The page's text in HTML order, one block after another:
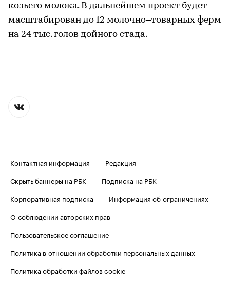
козьего молока. В дальнейшем проект будет
масштабирован до 12 молочно–товарных ферм
на 24 тыс. голов дойного стада.
Контактная информация
Редакция
Скрыть баннеры на РБК
Подписка на РБК
Корпоративная подписка
Информация об ограничениях
О соблюдении авторских прав
Пользовательское соглашение
Политика в отношении обработки персональных данных
Политика обработки файлов cookie